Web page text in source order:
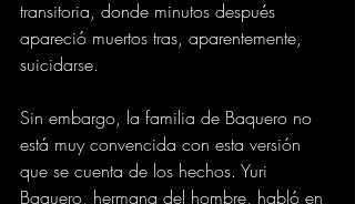
transitoria, donde minutos después
apareció muertos tras, aparentemente,
suicidarse.
Sin embargo, la familia de Baquero no
está muy convencida con esta versión
que se cuenta de los hechos. Yuri
Baquero, hermana del hombre, habló en